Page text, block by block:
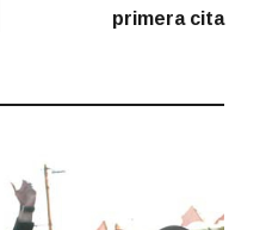
primera cita